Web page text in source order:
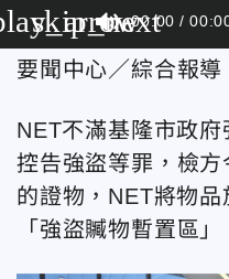
skip_next
00:00
要聞中心／綜合報導
NET不滿基隆市政府
控告強盜等罪，檢
的證物，NET將物
「強盜贓物暫置區